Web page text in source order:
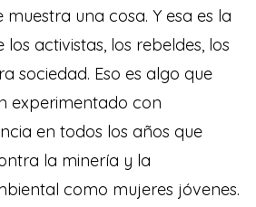
una cosa. Y esa es la
activistas, los rebeldes, los
sociedad. Eso es algo que
experimentado con
en todos los años que
la minería y la
como mujeres jóvenes.